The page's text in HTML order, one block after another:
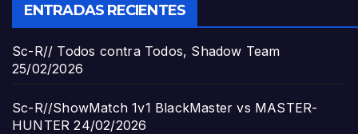
ENTRADAS RECIENTES
Sc-R// Todos contra Todos, Shadow Team
25/02/2026
Sc-R//ShowMatch 1v1 BlackMaster vs MASTER-
HUNTER 24/02/2026